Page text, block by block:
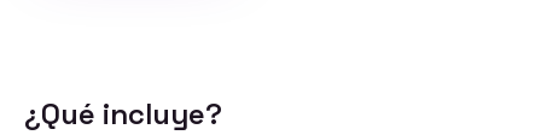
¿Qué incluye?